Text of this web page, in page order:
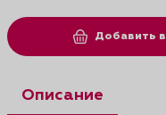
Добавить
Описание